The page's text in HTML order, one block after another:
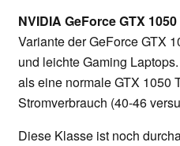
NVIDIA GeForce GTX
Variante der GeForce GTX
und leichte Gaming
als eine normale GTX 1050
Stromverbrauch (40-46
Diese Klasse ist noch